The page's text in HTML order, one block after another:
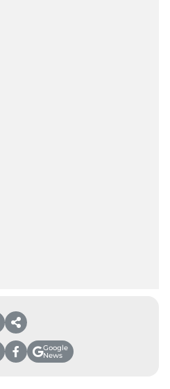
Google
News